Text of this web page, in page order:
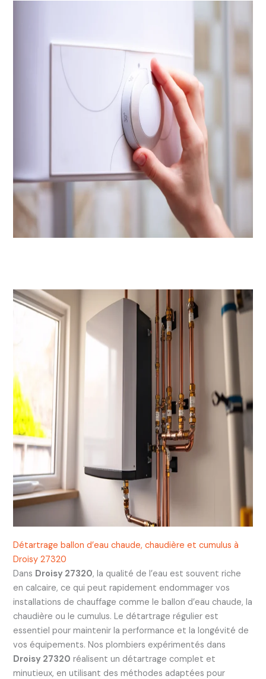
Détartrage ballon d’eau chaude, chaudière et cumulus à
Droisy 27320
Dans Droisy 27320, la qualité de l’eau est souvent riche
en calcaire, ce qui peut rapidement endommager vos
installations de chauffage comme le ballon d’eau chaude, la
chaudière ou le cumulus. Le détartrage régulier est
essentiel pour maintenir la performance et la longévité de
vos équipements. Nos plombiers expérimentés dans
Droisy 27320 réalisent un détartrage complet et
minutieux, en utilisant des méthodes adaptées pour